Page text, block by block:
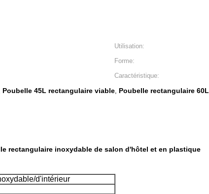
Utilisation:
Forme:
Caractéristique:
Poubelle 45L rectangulaire viable, Poubelle rectangulaire 60L
rectangulaire inoxydable de salon d'hôtel et en plastique
d'intérieur